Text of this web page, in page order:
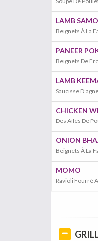
LAMB
PANEER
Beignets De
LAMB
Saucisse
CHICKEN
Des Ailes De
ONION
Beignets À La
MOMO